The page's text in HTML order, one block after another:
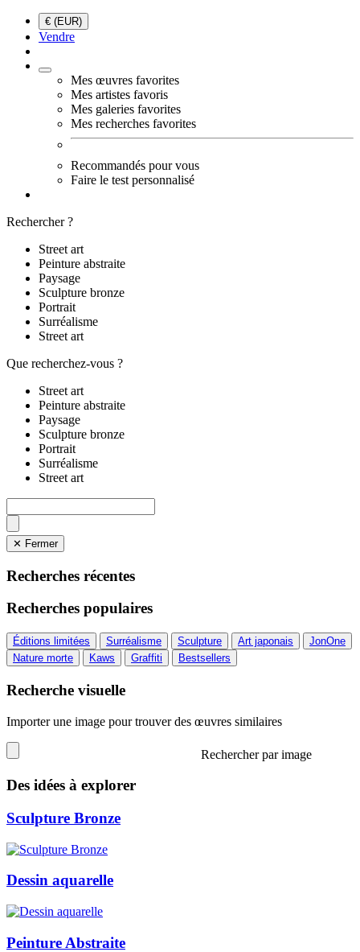
€ (EUR)
Vendre
Mes œuvres favorites
Mes artistes favoris
Mes galeries favorites
Mes recherches favorites
Recommandés pour vous
Faire le test personnalisé
Rechercher ?
Street art
Peinture abstraite
Paysage
Sculpture bronze
Portrait
Surréalisme
Street art
Que recherchez-vous ?
Street art
Peinture abstraite
Paysage
Sculpture bronze
Portrait
Surréalisme
Street art
✕ Fermer
Recherches récentes
Recherches populaires
Éditions limitées Surréalisme Sculpture Art japonais
JonOne
Nature morte
Kaws Graffiti Bestsellers
Recherche visuelle
Importer une image pour trouver des œuvres similaires
Rechercher par image
Des idées à explorer
Sculpture Bronze
Dessin aquarelle
Peinture Abstraite